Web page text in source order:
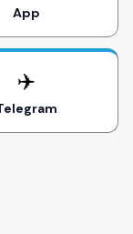
App
✈️